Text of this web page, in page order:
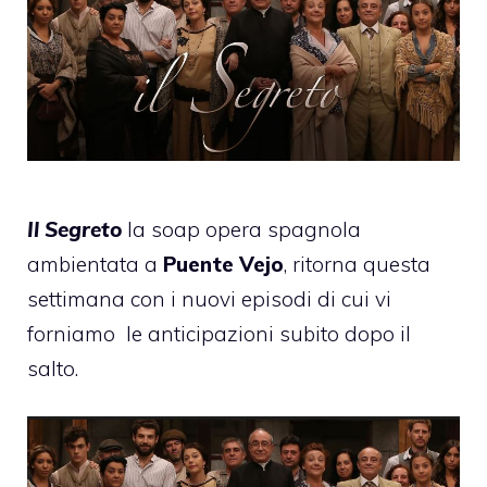
Il Segreto la soap opera spagnola
ambientata a Puente Vejo, ritorna questa
settimana con i nuovi episodi di cui vi
forniamo le anticipazioni subito dopo il
salto.